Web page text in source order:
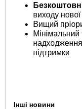
виходу нової
Вищий
Мінімальний
підтримки
Інші новини